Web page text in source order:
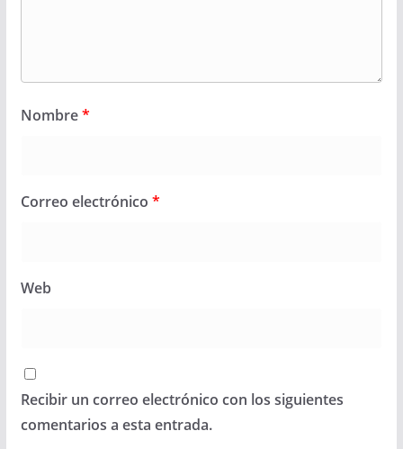
Nombre*
Correo electrónico *
Web
Recibir un correo electrónico con los siguientes
comentarios a esta entrada.